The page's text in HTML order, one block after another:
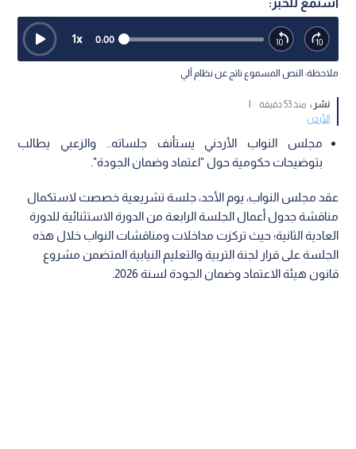
استمع للخبر:
0:00
1x
ملاحظة: النص المسموع ناتج عن نظام آلي
نشر : منذ 53 دقيقة
الأردن
مجلس النواب الأردني يستأنف جلساته.. والزعبي يطالب
بتوضيحات حكومية حول "اعتماد وضمان الجودة".
عقد مجلس النواب، يوم الأحد، جلسة تشريعية خصصت لاستكمال
مناقشة جدول أعمال الجلسة الرابعة من الدورة الاستثنائية للدورة
العادية الثانية؛ حيث تركزت مداخلات ومناقشات النواب خلال هذه
الجلسة على قرار لجنة التربية والتعليم النيابية المتضمن مشروع
قانون هيئة الاعتماد وضمان الجودة لسنة 2026.